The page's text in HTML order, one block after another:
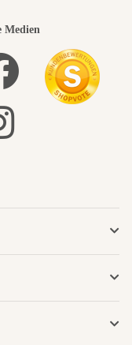
Medien